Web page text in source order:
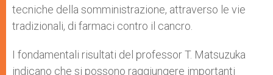
tecniche della somministrazione, attraverso le vie
tradizionali, di farmaci contro il cancro.
I fondamentali risultati del professor T. Matsuzuka
indicano che si possono raggiungere importanti